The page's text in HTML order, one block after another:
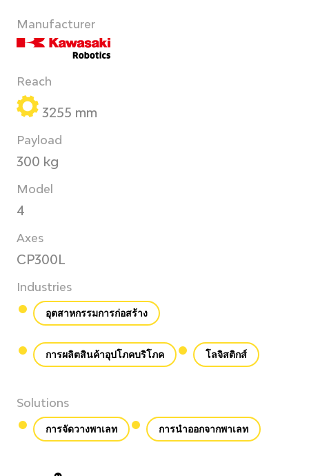
Manufacturer
Reach
3255 mm
Payload
300 kg
Model
4
Axes
CP300L
Industries
อุตสาหกรรมการก่อสร้าง
การผลิตสินค้าอุปโภคบริโภค โลจิสติกส์
Solutions
การจัดวางพาเลท การนำออกจากพาเลท